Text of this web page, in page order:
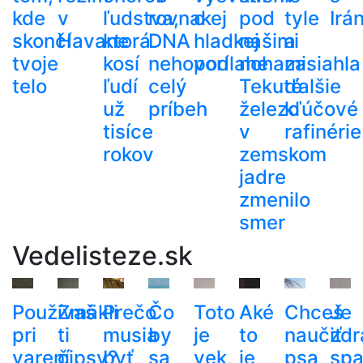
kde
skončí
tvoje
telo
v
Havane
ľudstva,
ktorá
kosí
ľudí
už
tisíce
rokov
rovnakej
DNA
nehovorí
celý
príbeh
o
hladkej
podlahe
pod
našimi
nohami.
Tekuté
železo
v
zemskom
jadre
zmenilo
smer
tyle
a
zasiahla
ďalšie
kľúčové
rafinérie
Vedelisteze.sk
Používaš
pri
varení
Zmäkli
ti
čipsy?
Prečo
musia
byť
Čo
by
sa
Toto
je
vek,
Aké
to
je
Chceš
naučiť
psa
Je